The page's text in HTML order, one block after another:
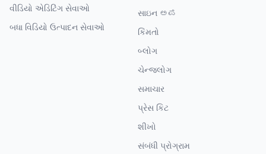
વીડિયો એડિટિંગ સેવાઓ
બધા વિડિયો ઉત્પાદન સેવાઓ
સાઇન ಅಪ
કિંમતો
બ્લોગ
ચેન્જલોગ
સમાચાર
પ્રેસ કિટ
શીખો
સંબંધી પ્રોગ્રામ